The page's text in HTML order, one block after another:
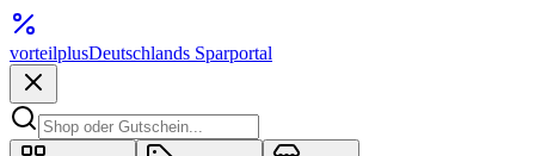
vorteilplusDeutschlands Sparportal